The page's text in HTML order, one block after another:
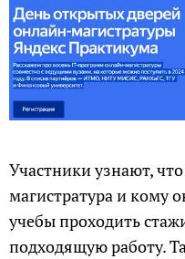
Участники узнают,
магистратура и кому
учебы проходить
подходящую работу.